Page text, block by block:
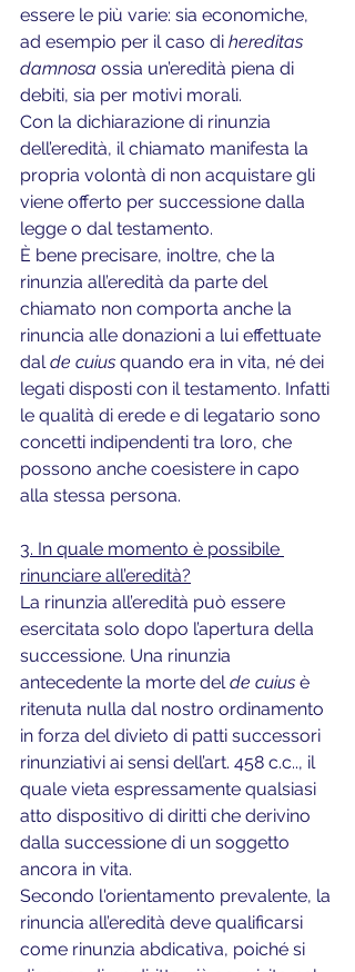
essere le più varie: sia economiche,
ad esempio per il caso di hereditas
damnosa ossia un’eredità piena di
debiti, sia per motivi morali.
Con la dichiarazione di rinunzia
dell’eredità, il chiamato manifesta la
propria volontà di non acquistare gli
viene offerto per successione dalla
legge o dal testamento.
È bene precisare, inoltre, che la
rinunzia all’eredità da parte del
chiamato non comporta anche la
rinuncia alle donazioni a lui effettuate
dal de cuius quando era in vita, né dei
legati disposti con il testamento. Infatti
le qualità di erede e di legatario sono
concetti indipendenti tra loro, che
possono anche coesistere in capo
alla stessa persona.
3. In quale momento è possibile
rinunciare all’eredità?
La rinunzia all’eredità può essere
esercitata solo dopo l’apertura della
successione. Una rinunzia
antecedente la morte del de cuius è
ritenuta nulla dal nostro ordinamento
in forza del divieto di patti successori
rinunziativi ai sensi dell’art. 458 c.c.., il
quale vieta espressamente qualsiasi
atto dispositivo di diritti che derivino
dalla successione di un soggetto
ancora in vita.
Secondo l'orientamento prevalente, la
rinuncia all’eredità deve qualificarsi
come rinunzia abdicativa, poiché si